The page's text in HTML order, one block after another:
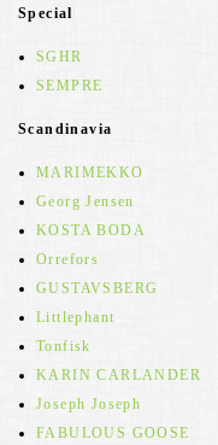
Special
SGHR
SEMPRE
Scandinavia
MARIMEKKO
Georg Jensen
KOSTA BODA
Orrefors
GUSTAVSBERG
Littlephant
Tonfisk
KARIN CARLANDER
Joseph Joseph
FABULOUS GOOSE